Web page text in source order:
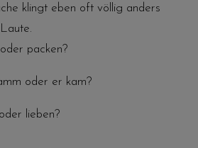
klingt eben oft völlig anders
packen?
oder er kam?
lieben?